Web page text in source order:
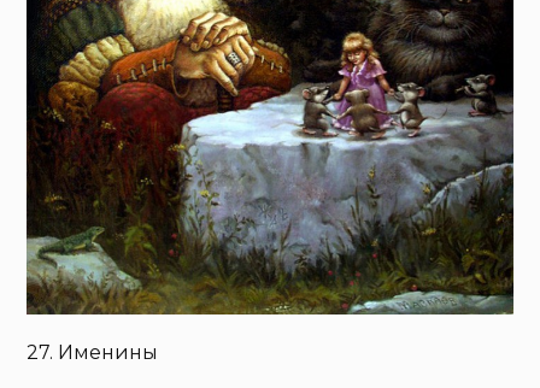
27. Именины